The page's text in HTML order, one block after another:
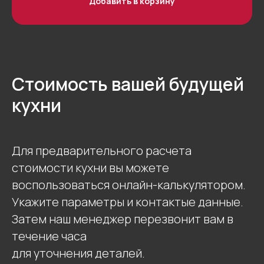
Стоимость вашей будущей
кухни
Для предварительного расчета
стоимости кухни вы можете
воспользоваться онлайн-калькулятором.
Укажите параметры и контактые данные.
Затем наш менеджер перезвонит вам в
течение часа
для уточнения деталей.